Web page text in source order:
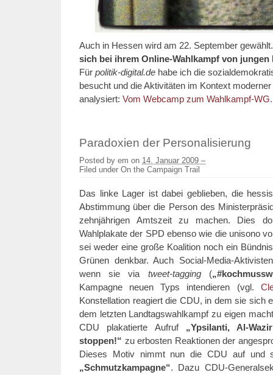
Auch in Hessen wird am 22. September
sich bei ihrem Online-Wahlkampf von
Für politik-digital.de habe ich die
besucht und die Aktivitäten im Kontext
analysiert: Vom Webcamp zum Wahlkampf-WG.
Paradoxien der Personalisierung
Posted by em on 14. Januar 2009 –
Filed under On the Campaign Trail
Das linke Lager ist dabei geblieben, die
Abstimmung über die Person des
zehnjährigen Amtszeit zu machen. Dies
Wahlplakate der SPD ebenso wie die unisono
sei weder eine große Koalition noch ein
Grünen denkbar. Auch Social-Media-
wenn sie via tweet-tagging(
Kampagne neuen Typs intendieren (vgl.
Konstellation reagiert die CDU, in dem sie sich
dem letzten Landtagswahlkampf zu eigen
CDU plakatierte Aufruf „Ypsilanti, Al-
stoppen!“ zu erbosten Reaktionen der
Dieses Motiv nimmt nun die CDU auf und
„Schmutzkampagne“. Dazu CDU-